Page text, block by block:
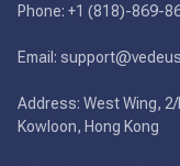
Phone: +1 (818)-869-
Email:
Address: West Wing,
Kowloon, Hong Kong